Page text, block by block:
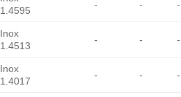
1.4595
- - -
Inox
1.4513
- - -
Inox
1.4017
- - -